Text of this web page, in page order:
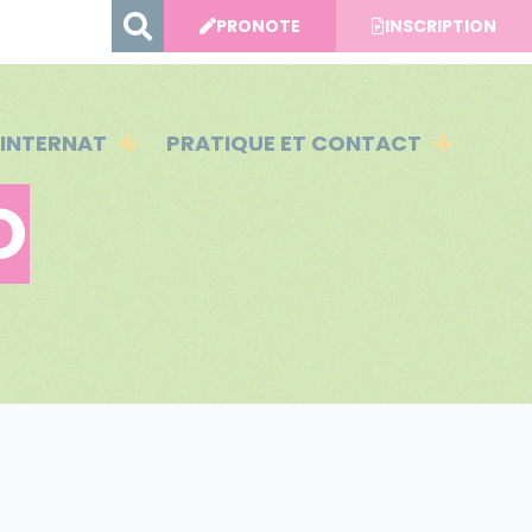
PRONOTE INSCRIPTION
INTERNAT PRATIQUE ET CONTACT